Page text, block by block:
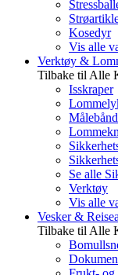
Kosedyr
Vis alle
Verktøy &
Tilbake til Alle
Isskraper
Målebånd
Se alle
Verktøy
Vis alle
Vesker &
Tilbake til Alle